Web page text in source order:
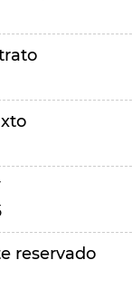
reservado